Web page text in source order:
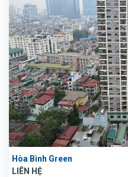
Hòa Bình Green
LIÊN HỆ